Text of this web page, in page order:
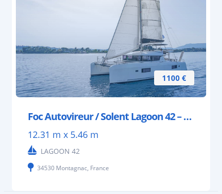
1100 €
Foc Autovireur / Solent Lagoon 42 – 35m²
12.31 m x 5.46 m
LAGOON 42
34530 Montagnac, France